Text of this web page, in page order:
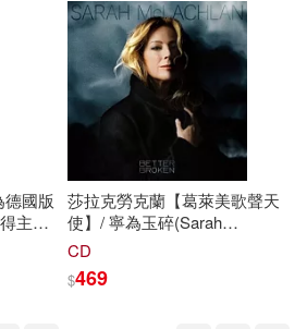
程琳(14)
(14)
野人(84)
(81)
國版
主托
、最
莎拉克勞克蘭【葛萊美歌聲天
使】/ 寧為玉碎(Sarah
McLachlan / Better Broken)
CD
$469